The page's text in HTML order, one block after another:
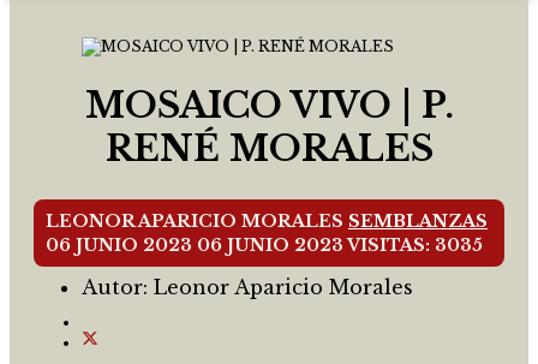
MOSAICO VIVO | P.
RENÉ MORALES
LEONOR APARICIO MORALES SEMBLANZAS
06 JUNIO 2023 06 JUNIO 2023VISITAS: 3035
Autor: Leonor Aparicio Morales